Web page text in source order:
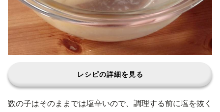
レシピの詳細を見る
数の子はそのままでは塩辛いので、調理する前に塩を抜く